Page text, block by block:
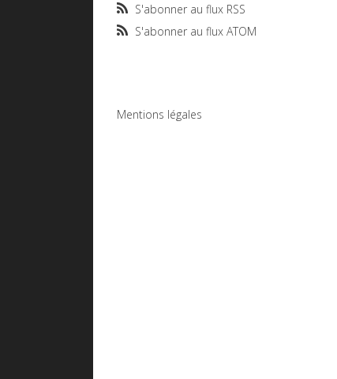
S'abonner au flux RSS
S'abonner au flux ATOM
Mentions légales